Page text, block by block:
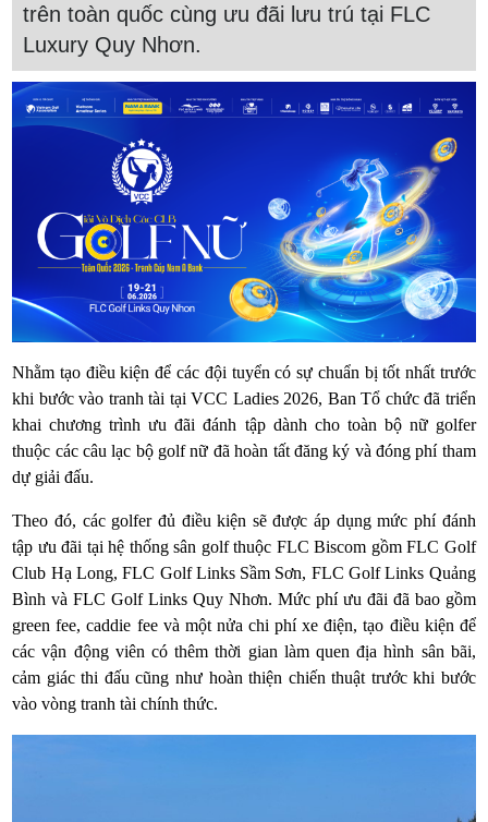
trên toàn quốc cùng ưu đãi lưu trú tại FLC
Luxury Quy Nhơn.
Nhằm tạo điều kiện để các đội tuyển có sự chuẩn bị tốt nhất trước
khi bước vào tranh tài tại VCC Ladies 2026, Ban Tổ chức đã triển
khai chương trình ưu đãi đánh tập dành cho toàn bộ nữ golfer
thuộc các câu lạc bộ golf nữ đã hoàn tất đăng ký và đóng phí tham
dự giải đấu.
Theo đó, các golfer đủ điều kiện sẽ được áp dụng mức phí đánh
tập ưu đãi tại hệ thống sân golf thuộc FLC Biscom gồm FLC Golf
Club Hạ Long, FLC Golf Links Sầm Sơn, FLC Golf Links Quảng
Bình và FLC Golf Links Quy Nhơn. Mức phí ưu đãi đã bao gồm
green fee, caddie fee và một nửa chi phí xe điện, tạo điều kiện để
các vận động viên có thêm thời gian làm quen địa hình sân bãi,
cảm giác thi đấu cũng như hoàn thiện chiến thuật trước khi bước
vào vòng tranh tài chính thức.